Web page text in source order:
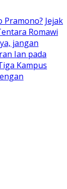
Pramono? Jejak
Romawi
jangan
Ian pada
Kampus